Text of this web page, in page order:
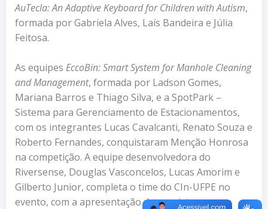
AuTecla: An Adaptive Keyboard for Children with Autism,
formada por Gabriela Alves, Laís Bandeira e Júlia
Feitosa.
As equipes EccoBin: Smart System for Manhole Cleaning
and Management, formada por Ladson Gomes,
Mariana Barros e Thiago Silva, e a SpotPark –
Sistema para Gerenciamento de Estacionamentos,
com os integrantes Lucas Cavalcanti, Renato Souza e
Roberto Fernandes, conquistaram Menção Honrosa
na competição. A equipe desenvolvedora do
Riversense, Douglas Vasconcelos, Lucas Amorim e
Gilberto Junior, completa o time do CIn-UFPE no
evento, com a apresentação de um sistema para